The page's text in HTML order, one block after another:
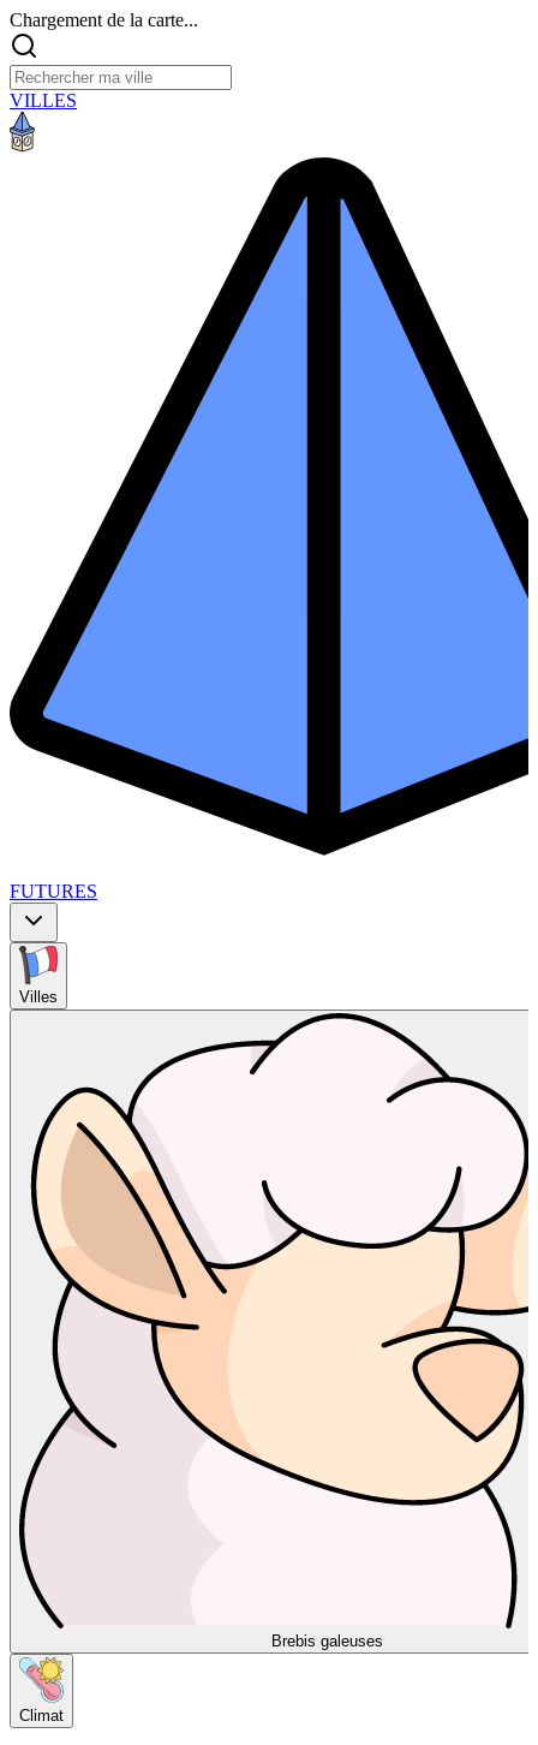
Chargement de la carte...
VILLES
FUTURES
Villes
Brebis galeuses
Climat